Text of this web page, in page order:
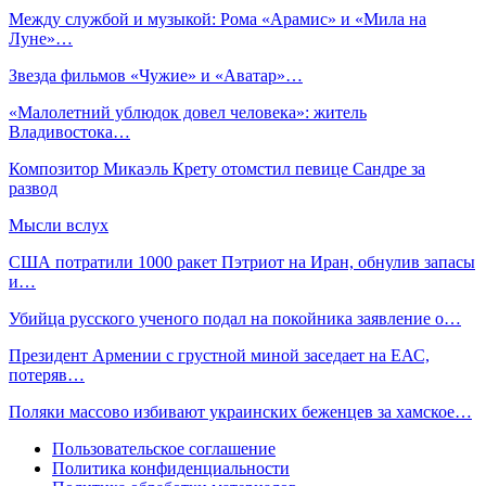
Между службой и музыкой: Рома «Арамис» и «Мила на
Луне»…
Звезда фильмов «Чужие» и «Аватар»…
«Малолетний ублюдок довел человека»: житель
Владивостока…
Композитор Микаэль Крету отомстил певице Сандре за
развод
Мысли вслух
США потратили 1000 ракет Пэтриот на Иран, обнулив запасы
и…
Убийца русского ученого подал на покойника заявление о…
Президент Армении с грустной миной заседает на ЕАС,
потеряв…
Поляки массово избивают украинских беженцев за хамское…
Пользовательское соглашение
Политика конфиденциальности